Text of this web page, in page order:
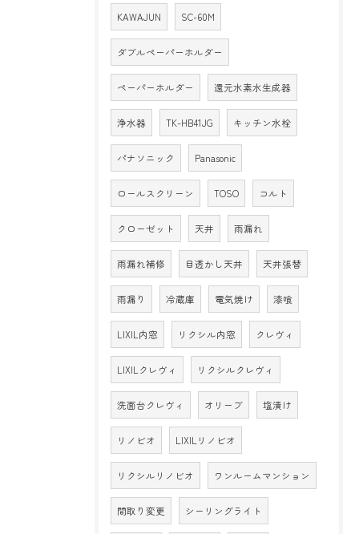
KAWAJUN SC-60M
ダブルペーパーホルダー
ペーパーホルダー 還元水素水生成器
浄水器 TK-HB41JG キッチン水栓
パナソニック Panasonic
ロールスクリーン TOSO コルト
クローゼット 天井 雨漏れ
雨漏れ補修 目透かし天井 天井張替
雨漏り 冷蔵庫 電気焼け 漆喰
LIXIL内窓 リクシル内窓 クレヴィ
LIXILクレヴィ リクシルクレヴィ
洗面台クレヴィ オリーブ 塩漬け
リノビオ LIXILリノビオ
リクシルリノビオ ワンルームマンション
間取り変更 シーリングライト